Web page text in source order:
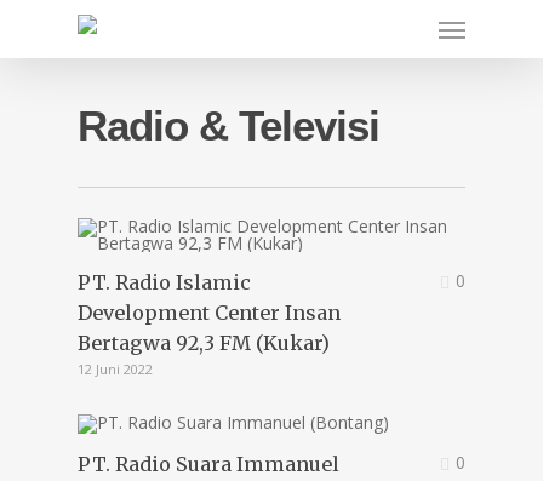
content
Menu
Radio & Televisi
PT. Radio Islamic
Development Center Insan
Bertagwa 92,3 FM (Kukar)
12 Juni 2022
0
PT. Radio Suara Immanuel
0